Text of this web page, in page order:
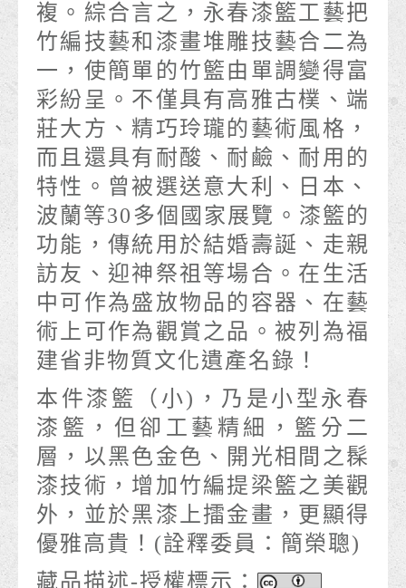
複。綜合言之，永春漆籃工藝把
竹編技藝和漆畫堆雕技藝合二為
一，使簡單的竹籃由單調變得富
彩紛呈。不僅具有高雅古樸、端
莊大方、精巧玲瓏的藝術風格，
而且還具有耐酸、耐鹼、耐用的
特性。曾被選送意大利、日本、
波蘭等30多個國家展覽。漆籃的
功能，傳統用於結婚壽誕、走親
訪友、迎神祭祖等場合。在生活
中可作為盛放物品的容器、在藝
術上可作為觀賞之品。被列為福
建省非物質文化遺產名錄！
本件漆籃（小)，乃是小型永春
漆籃，但卻工藝精細，籃分二
層，以黑色金色、開光相間之髹
漆技術，增加竹編提梁籃之美觀
外，並於黑漆上擂金畫，更顯得
優雅高貴！(詮釋委員：簡榮聰)
藏品描述-授權標示：